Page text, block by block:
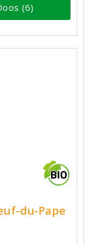
(6)
du-Pape